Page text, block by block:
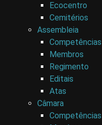
Ecocentro
Cemitérios
Assembleia
Competências
Membros
Regimento
Editais
Atas
Câmara
Competências